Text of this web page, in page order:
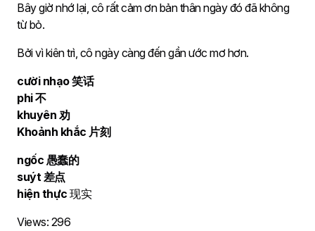
Bây giờ nhớ lại, cô rất cảm ơn bản thân ngày đó đã không
từ bỏ.
Bởi vì kiên trì, cô ngày càng đến gần ước mơ hơn.
cười nhạo 笑话
phi 不
khuyên 劝
Khoảnh khắc 片刻
ngốc 愚蠢的
suýt 差点
hiện thực 现实
Views: 296